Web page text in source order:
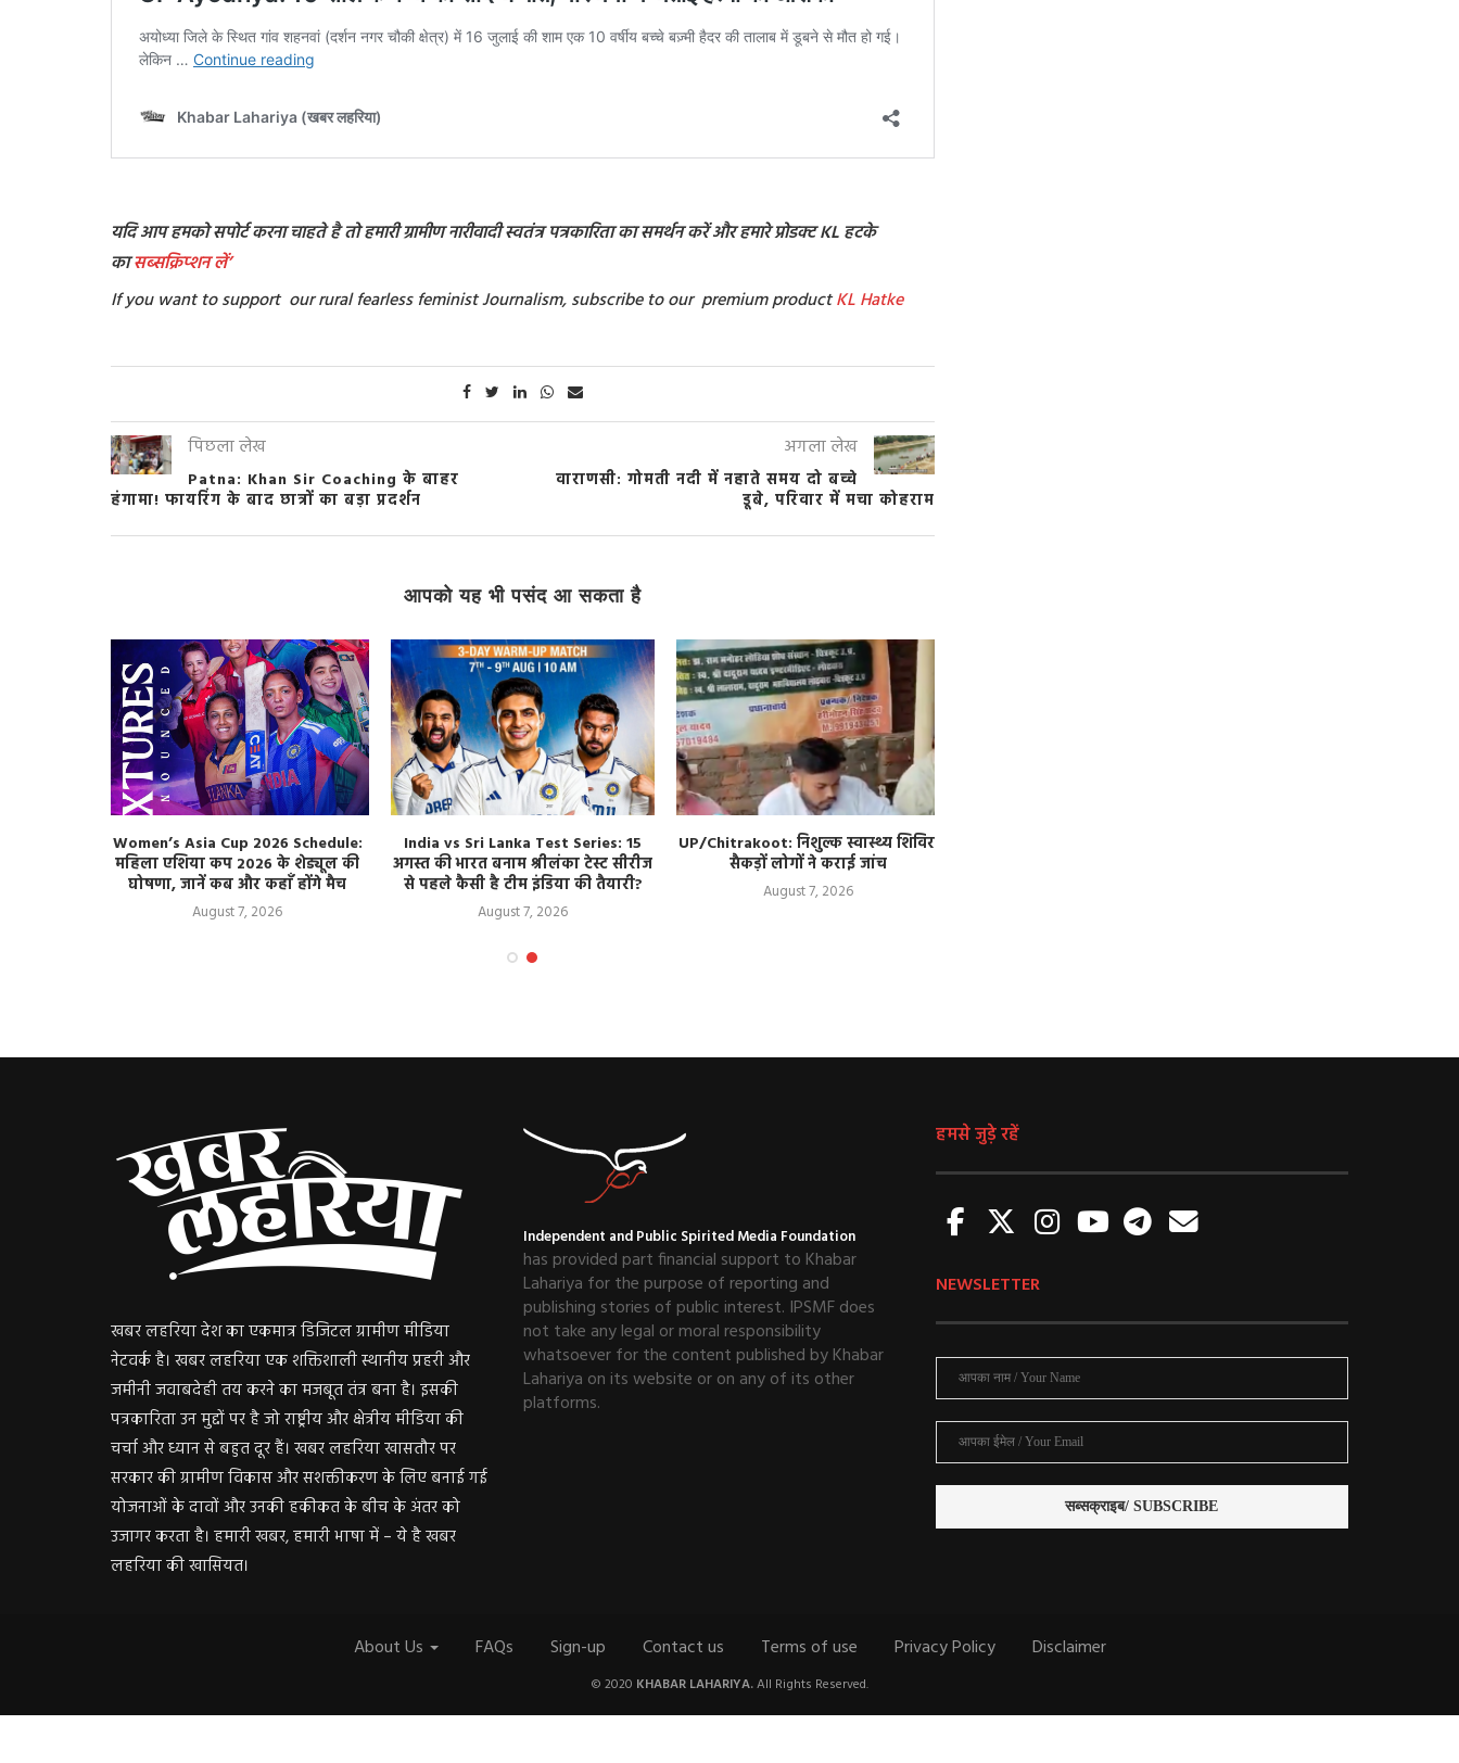
यदि आप हमको सपोर्ट करना चाहते है तो हमारी ग्रामीण नारीवादी स्वतंत्र पत्रकारिता का समर्थन करें और हमारे प्रोडक्ट KL हटके
कासब्सक्रिप्शनलें’
If you want to support our rural fearless feminist Journalism, subscribe to our premium productKL Hatke
पिछला लेख
Patna: Khan Sir Coaching के बाहर
हंगामा! फायरिंग के बाद छात्रों का बड़ा प्रदर्शन
अगला लेख
वाराणसी: गोमती नदी में नहाते समय दो बच्चे
डूबे, परिवार में मचा कोहराम
आपको यह भी पसंद आ सकता है
Women’s Asia Cup 2026 Schedule:
महिला एशिया कप 2026 के शेड्यूल की
घोषणा, जानें कब और कहाँ होंगे मैच
August 7, 2026
India vs Sri Lanka Test Series: 15
अगस्त की भारत बनाम श्रीलंका टेस्ट सीरीज
से पहले कैसी है टीम इंडिया की तैयारी?
August 7, 2026
UP/Chitrakoot: निशुल्क स्वास्थ्य शिविर,
सैकड़ों लोगों ने कराई जांच
August 7, 2026
खबर लहरिया देश का एकमात्र डिजिटल ग्रामीण मीडिया
नेटवर्क है। खबर लहरिया एक शक्तिशाली स्थानीय प्रहरी और
जमीनी जवाबदेही तय करने का मजबूत तंत्र बना है। इसकी
पत्रकारिता उन मुद्दों पर है जो राष्ट्रीय और क्षेत्रीय मीडिया की
चर्चा और ध्यान से बहुत दूर हैं। खबर लहरिया खासतौर पर
सरकार की ग्रामीण विकास और सशक्तीकरण के लिए बनाई गई
योजनाओं के दावों और उनकी हकीकत के बीच के अंतर को
उजागर करता है। हमारी खबर, हमारी भाषा में – ये है खबर
लहरिया की खासियत।
Independent and Public Spirited Media Foundation
has provided part financial support to Khabar
Lahariya for the purpose of reporting and
publishing stories of public interest. IPSMF does
not take any legal or moral responsibility
whatsoever for the content published by Khabar
Lahariya on its website or on any of its other
platforms.
हमसे जुड़े रहें
NEWSLETTER
About Us FAQs Sign-up Contact us Terms of use Privacy Policy Disclaimer
© 2020 KHABAR LAHARIYA.All Rights Reserved.